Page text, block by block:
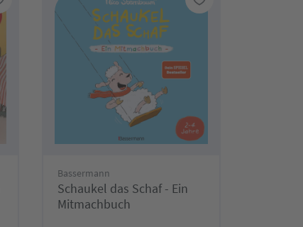
Bassermann
Schaukel das Schaf - Ein
Mitmachbuch